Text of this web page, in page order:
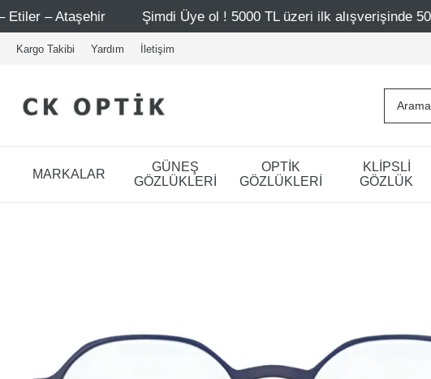
Şimdi Üye ol ! 5000 TL üzeri ilk alışverişinde 500 TL indirim
Kargo Takibi Yardım İletişim
MARKALAR
GÜNEŞ
GÖZLÜKLERİ
OPTİK
GÖZLÜKLERİ
KLİPSLİ
GÖZLÜK